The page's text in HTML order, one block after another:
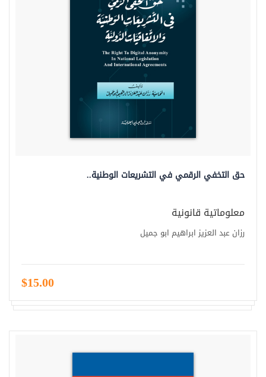
حق التخفي الرقمي في التشريعات الوطنية..
معلوماتية قانونية
رزان عبد العزيز ابراهيم ابو جميل
$15.00